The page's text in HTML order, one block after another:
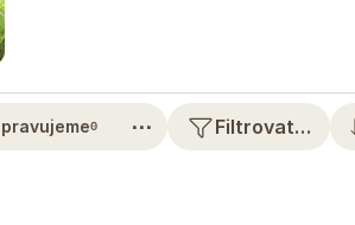
0 ⋯ Filtrovat…